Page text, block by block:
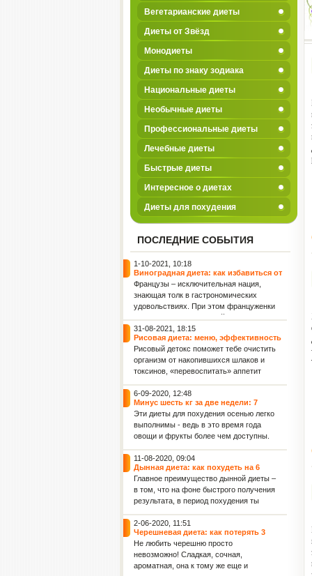
Вегетарианские диеты
Диеты от Звёзд
Монодиеты
Диеты по знаку зодиака
Национальные диеты
Необычные диеты
Профессиональные диеты
Лечебные диеты
Быстрые диеты
Интересное о диетах
Диеты для похудения
ПОСЛЕДНИЕ СОБЫТИЯ
1-10-2021, 10:18
Виноградная диета: как избавиться от
2 кг лишнего веса всего за 4 дня
Французы – исключительная нация,
знающая толк в гастрономических
удовольствиях. При этом француженки
считаются самыми стройными
женщинами в мире. Поэтому не
удивляет, что именно во Франции
придумали диету для похудения,
включающую такое изысканное и
весьма калорийное лакомство, как
виноград.
31-08-2021, 18:15
Рисовая диета: меню, эффективность
и польза для женского здоровья
Рисовый детокс поможет тебе очистить
организм от накопившихся шлаков и
токсинов, «перевоспитать» аппетит
уйдет), а также обрести фигуру своей
мечты! Данная рисовая диета
рассчитана на 36 дней: 4 этапа по 9
дней каждый.
6-09-2020, 12:48
Минус шесть кг за две недели: 7
эффективных диет осени для фигуры
и укрепления иммунитета
Эти диеты для похудения осенью легко
выполнимы - ведь в это время года
овощи и фрукты более чем доступны.
11-08-2020, 09:04
Дынная диета: как похудеть на 6
килограммов за 7 дней
Главное преимущество дынной диеты –
в том, что на фоне быстрого получения
результата, в период похудения ты
Ведь дыня отлично насыщает.
Кроме того, после дынной диеты ты
отметишь заметное улучшение
упругости кожи и уменьшение
целлюлита.
2-06-2020, 11:51
Черешневая диета: как потерять 3
килограмма всего лишь за 7 дней
Не любить черешню просто
невозможно! Сладкая, сочная,
ароматная, она к тому же еще и